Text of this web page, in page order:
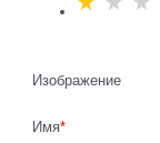
Изображение
Имя